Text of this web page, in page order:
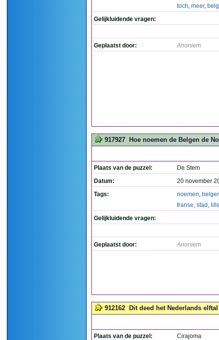
toch, meer,
Gelijkluidende vragen:
Geplaatst door: Anoniem
917927 Hoe noemen de Belgen de
Plaats van de puzzel:
De Stem
Datum:
20 november
Tags:
noemen,
franse, stad ,
Gelijkluidende vragen:
Geplaatst door: Anoniem
912162 Dit deed het Nederlands
Plaats van de puzzel:
Cirajoma